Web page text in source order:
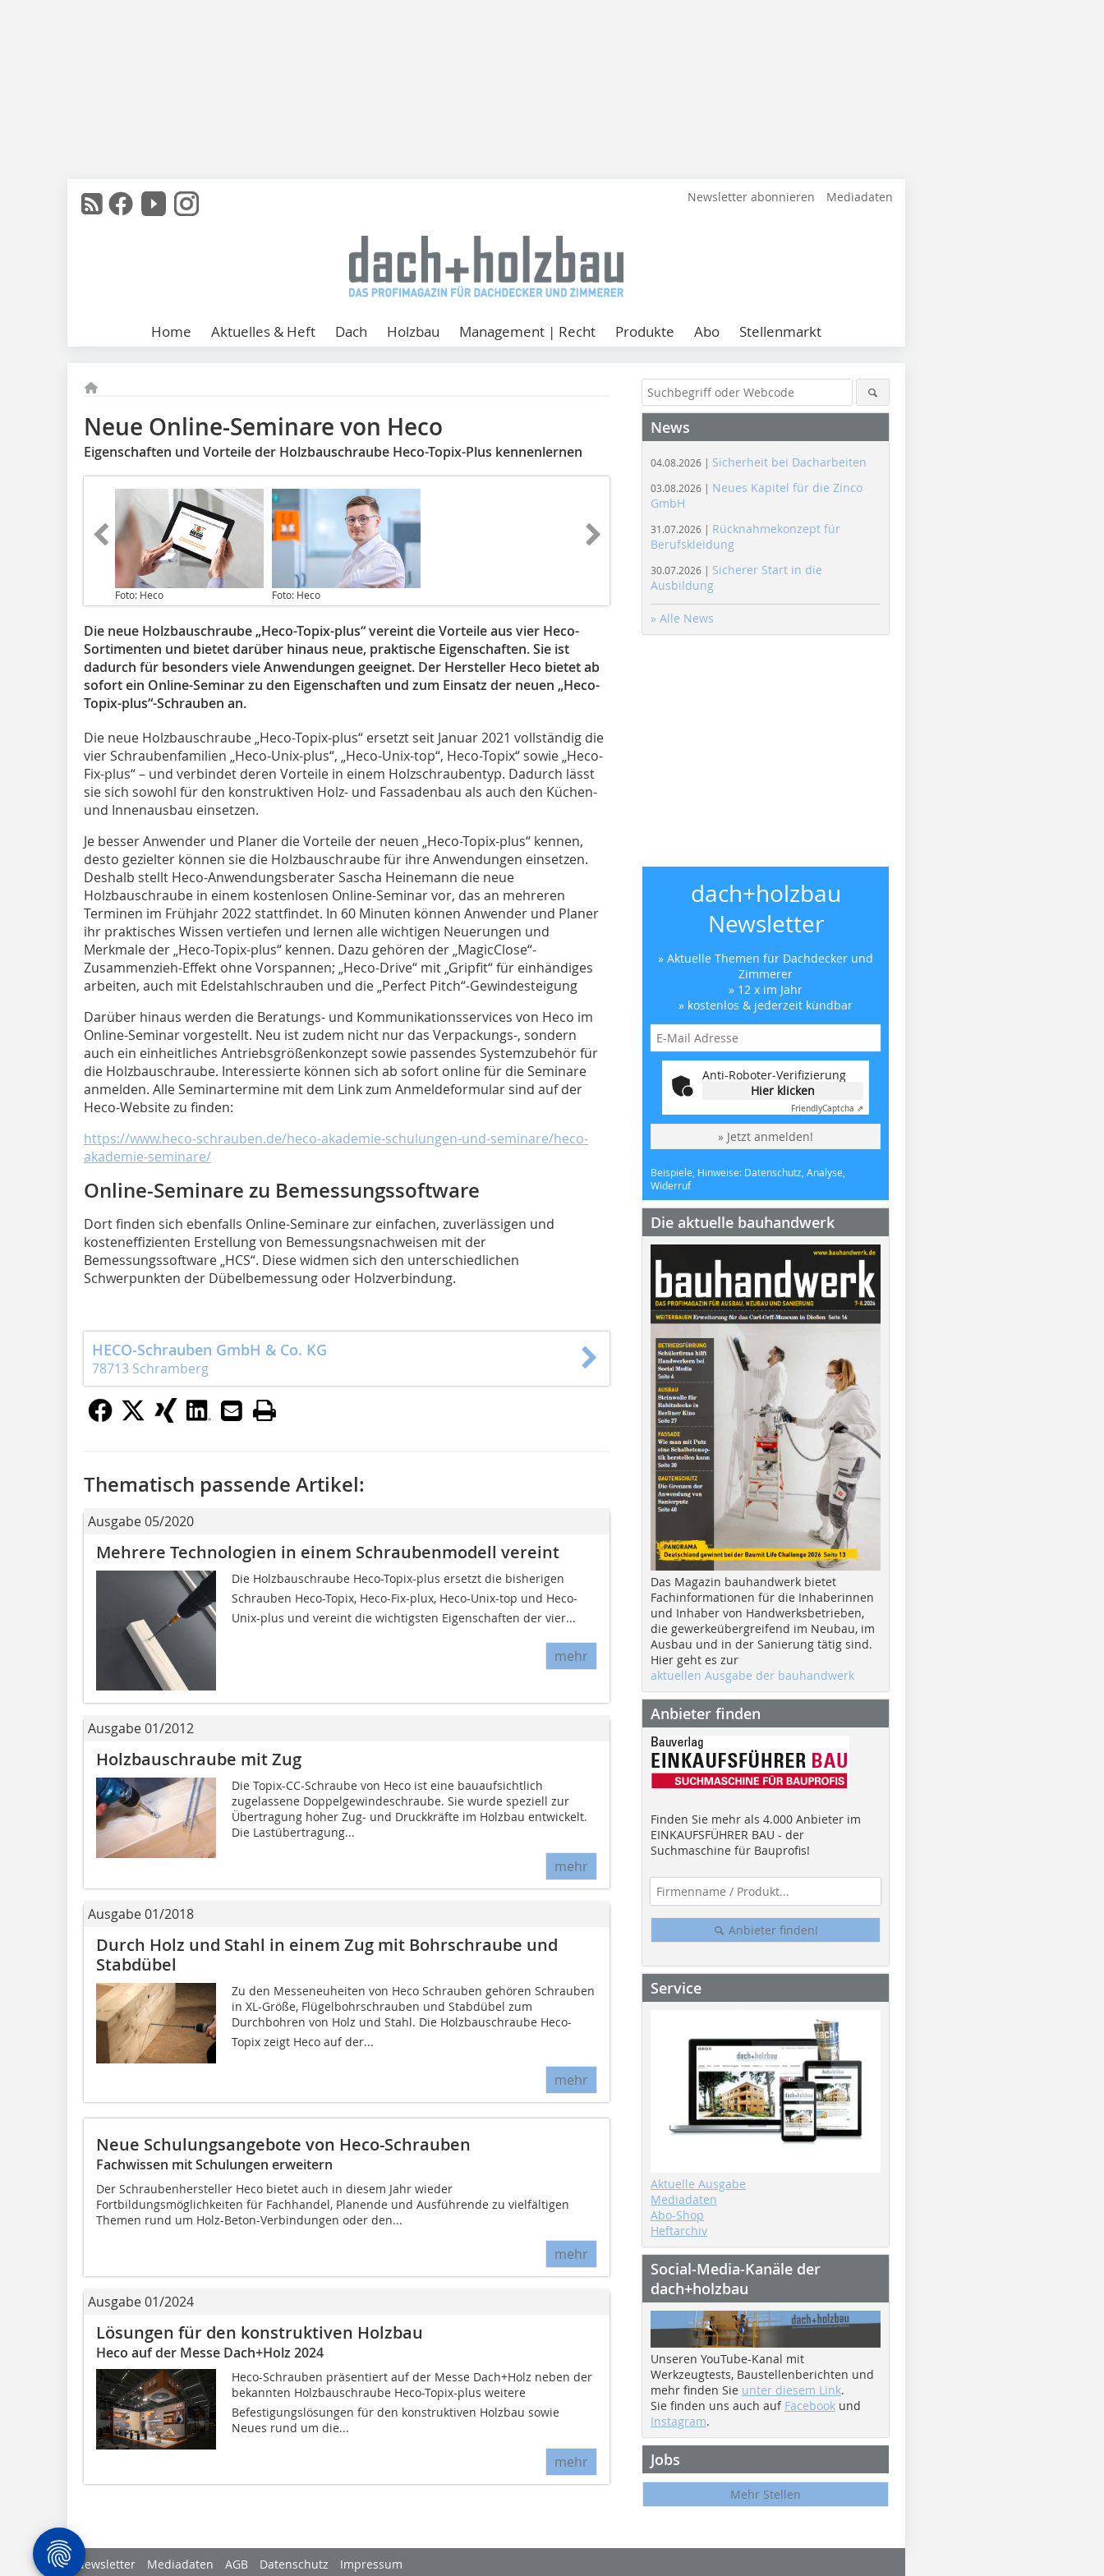
Newsletter abonnieren Mediadaten
Home Aktuelles & Heft Dach Holzbau Management | Recht Produkte Abo Stellenmarkt
Neue Online-Seminare von Heco
Eigenschaften und Vorteile der Holzbauschraube Heco-Topix-Plus kennenlernen
Foto: Heco Foto: Heco
Die neue Holzbauschraube „Heco-Topix-plus“ vereint die Vorteile aus vier Heco-
Sortimenten und bietet darüber hinaus neue, praktische Eigenschaften. Sie ist
dadurch für besonders viele Anwendungen geeignet. Der Hersteller Heco bietet ab
sofort ein Online-Seminar zu den Eigenschaften und zum Einsatz der neuen „Heco-
Topix-plus“-Schrauben an.
Die neue Holzbauschraube „Heco-Topix-plus“ ersetzt seit Januar 2021 vollständig die
vier Schraubenfamilien „Heco-Unix-plus“, „Heco-Unix-top“, Heco-Topix“ sowie „Heco-
Fix-plus“ – und verbindet deren Vorteile in einem Holzschraubentyp. Dadurch lässt
sie sich sowohl für den konstruktiven Holz- und Fassadenbau als auch den Küchen-
und Innenausbau einsetzen.
Je besser Anwender und Planer die Vorteile der neuen „Heco-Topix-plus“ kennen,
desto gezielter können sie die Holzbauschraube für ihre Anwendungen einsetzen.
Deshalb stellt Heco-Anwendungsberater Sascha Heinemann die neue
Holzbauschraube in einem kostenlosen Online-Seminar vor, das an mehreren
Terminen im Frühjahr 2022 stattfindet. In 60 Minuten können Anwender und Planer
ihr praktisches Wissen vertiefen und lernen alle wichtigen Neuerungen und
Merkmale der „Heco-Topix-plus“ kennen. Dazu gehören der „MagicClose“-
Zusammenzieh-Effekt ohne Vorspannen; „Heco-Drive“ mit „Gripfit“ für einhändiges
arbeiten, auch mit Edelstahlschrauben und die „Perfect Pitch“-Gewindesteigung
Darüber hinaus werden die Beratungs- und Kommunikationsservices von Heco im
Online-Seminar vorgestellt. Neu ist zudem nicht nur das Verpackungs-, sondern
auch ein einheitliches Antriebsgrößenkonzept sowie passendes Systemzubehör für
die Holzbauschraube. Interessierte können sich ab sofort online für die Seminare
anmelden. Alle Seminartermine mit dem Link zum Anmeldeformular sind auf der
Heco-Website zu finden:
https://www.heco-schrauben.de/heco-akademie-schulungen-und-seminare/heco-
akademie-seminare/
Online-Seminare zu Bemessungssoftware
Dort finden sich ebenfalls Online-Seminare zur einfachen, zuverlässigen und
kosteneffizienten Erstellung von Bemessungsnachweisen mit der
Bemessungssoftware „HCS“. Diese widmen sich den unterschiedlichen
Schwerpunkten der Dübelbemessung oder Holzverbindung.
HECO-Schrauben GmbH & Co. KG
78713 Schramberg
Thematisch passende Artikel:
Ausgabe 05/2020
Mehrere Technologien in einem Schraubenmodell vereint
Die Holzbauschraube Heco-Topix-plus ersetzt die bisherigen
Schrauben Heco-Topix, Heco-Fix-plux, Heco-Unix-top und Heco-
Unix-plus und vereint die wichtigsten Eigenschaften der vier...
mehr
Ausgabe 01/2012
Holzbauschraube mit Zug
Die Topix-CC-Schraube von Heco ist eine bauaufsichtlich
zugelassene Doppelgewindeschraube. Sie wurde speziell zur
Übertragung hoher Zug- und Druckkräfte im Holzbau entwickelt.
Die Lastübertragung...
mehr
Ausgabe 01/2018
Durch Holz und Stahl in einem Zug mit Bohrschraube und
Stabdübel
Zu den Messeneuheiten von Heco Schrauben gehören Schrauben
in XL-Größe, Flügelbohrschrauben und Stabdübel zum
Durchbohren von Holz und Stahl. Die Holzbauschraube Heco-
Topix zeigt Heco auf der...
mehr
Neue Schulungsangebote von Heco-Schrauben
Fachwissen mit Schulungen erweitern
Der Schraubenhersteller Heco bietet auch in diesem Jahr wieder
Fortbildungsmöglichkeiten für Fachhandel, Planende und Ausführende zu vielfältigen
Themen rund um Holz-Beton-Verbindungen oder den...
mehr
Ausgabe 01/2024
Lösungen für den konstruktiven Holzbau
Heco auf der Messe Dach+Holz 2024
Heco-Schrauben präsentiert auf der Messe Dach+Holz neben der
bekannten Holzbauschraube Heco-Topix-plus weitere
Befestigungslösungen für den konstruktiven Holzbau sowie
Neues rund um die...
mehr
News
04.08.2026 | Sicherheit bei Dacharbeiten
03.08.2026 | Neues Kapitel für die Zinco
GmbH
31.07.2026 | Rücknahmekonzept für
Berufskleidung
30.07.2026 | Sicherer Start in die
Ausbildung
» Alle News
dach+holzbau
Newsletter
» Aktuelle Themen für Dachdecker und
Zimmerer
» 12 x im Jahr
» kostenlos & jederzeit kündbar
Anti-Roboter-Verifizierung
Hier klicken
FriendlyCaptcha ⇗
» Jetzt anmelden!
Beispiele, Hinweise: Datenschutz, Analyse,
Widerruf
Die aktuelle bauhandwerk
Das Magazin bauhandwerk bietet
Fachinformationen für die Inhaberinnen
und Inhaber von Handwerksbetrieben,
die gewerkeübergreifend im Neubau, im
Ausbau und in der Sanierung tätig sind.
Hier geht es zur
aktuellen Ausgabe der bauhandwerk
Anbieter finden
Finden Sie mehr als 4.000 Anbieter im
EINKAUFSFÜHRER BAU - der
Suchmaschine für Bauprofis!
Anbieter finden!
Service
Aktuelle Ausgabe
Mediadaten
Abo-Shop
Heftarchiv
Social-Media-Kanäle der
dach+holzbau
Unseren YouTube-Kanal mit
Werkzeugtests, Baustellenberichten und
mehr finden Sie unter diesem Link.
Sie finden uns auch auf Facebook und
Instagram.
Jobs
Mehr Stellen
Newsletter Mediadaten AGB Datenschutz Impressum